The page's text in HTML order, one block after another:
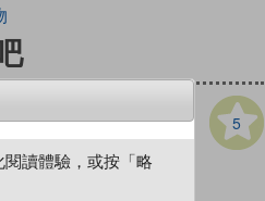
5
讀體驗，或按「略